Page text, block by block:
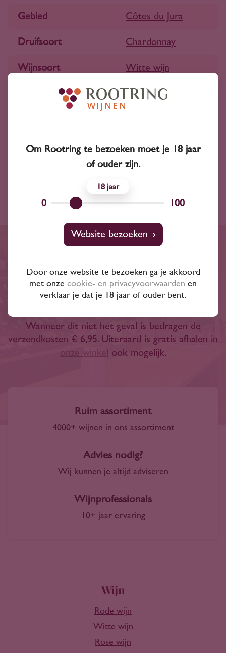
Gebied Côtes du Jura
Druifsoort Chardonnay
Wijnsoort Witte wijn
2023
Alchohol 13.00 %
Frankrijk
straal van 20 km of bij
besteding van € 100,-
Wanneer dit niet het geval is bedragen de
verzendkosten € 6,95. Uiteraard is gratis afhalen in
onze winkel
ook mogelijk.
Ruim assortiment
4000+ wijnen in ons assortiment
Advies nodig?
Wij kunnen je altijd adviseren
Wijnprofessionals
10+ jaar ervaring
Wijn
Rode wijn
Witte wijn
Rose wijn
Om Rootring te bezoeken moet je 18 jaar
of ouder zijn.
0
18
100
Website bezoeken
Door onze website te bezoeken ga je akkoord
met onze cookie- en privacyvoorwaarden en
verklaar je dat je 18 jaar of ouder bent.